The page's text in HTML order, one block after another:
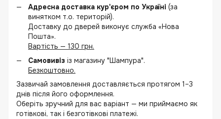
Адресна доставка кур'єром по Україні (за
винятком т.о. територій).
Доставку до дверей виконує служба «Нова
Пошта».
Вартість — 130 грн.
Самовивіз із магазину "Шампура".
Безкоштовно.
Зазвичай замовлення доставляється протягом 1–3
днів після його оформлення.
Оберіть зручний для вас варіант — ми приймаємо як
готівкові, так і безготівкові платежі.